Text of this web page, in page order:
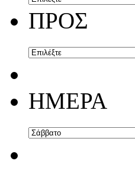
ΠΡΟΣ
ΗΜΕΡΑ